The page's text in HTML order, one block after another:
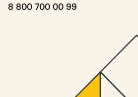
8 800 700 00 99